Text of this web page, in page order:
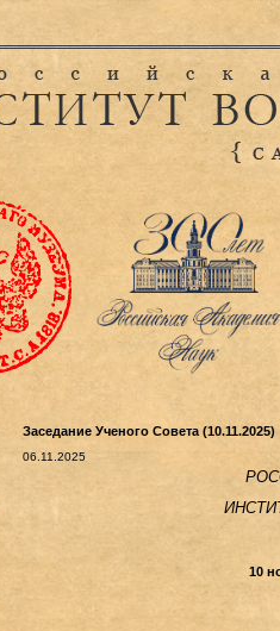
Заседание Ученого Совета (10.11.2025)
06.11.2025
10